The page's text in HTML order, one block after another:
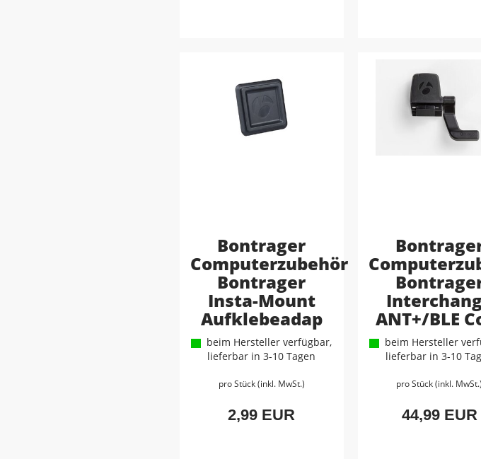
Bontrager
Computerzubehör
Bontrager
Insta-Mount
Aufklebeadap
beim Hersteller verfügbar,
lieferbar in 3-10 Tagen
pro Stück (inkl. MwSt.)
2,99 EUR
ANT+/BLE
beim Hersteller
lieferbar in 3-10
pro Stück (inkl. MwSt.)
44,99 EUR